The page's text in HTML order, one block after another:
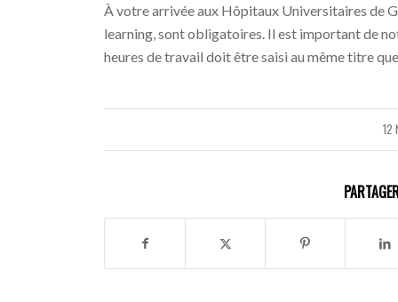
À votre arrivée aux Hôpitaux Universitaires de
learning, sont obligatoires. Il est important de
heures de travail doit être saisi au même titre
12